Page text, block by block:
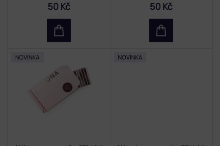
50 Kč 50 Kč
NOVINKA NOVINKA